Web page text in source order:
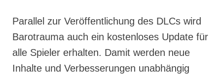
Parallel zur Veröffentlichung des DLCs wird
Barotrauma auch ein kostenloses Update für
alle Spieler erhalten. Damit werden neue
Inhalte und Verbesserungen unabhängig